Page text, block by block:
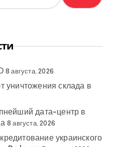
8 августа, 2026
склада в
дата-центр в
8 августа, 2026
украинского